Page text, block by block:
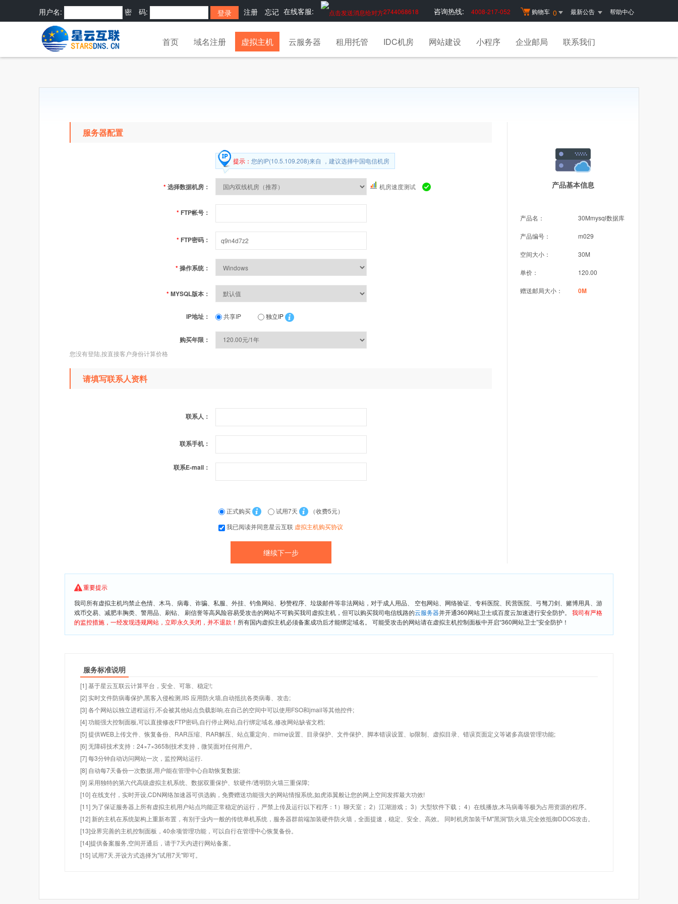
在线客服: 2744068618 咨询热线: 4008-217-052 购物车 0 最新公告 帮助中心
用户名: 密 码: 注册 忘记
密码? 快捷登录:
首页 域名注册 虚拟主机 云服务器 租用托管 IDC机房 网站建设 小程序 企业邮局 联系我们
产品基本信息
产品名： 30Mmysql数据库
产品编号： m029
空间大小： 30M
单价： 120.00
赠送邮局大小： 0M
服务器配置
提示： 您的IP(10.5.109.208)来自 ，建议选择中国电信机房
*选择数据机房： 机房速度测试
* FTP帐号：
* FTP密码：
*操作系统：
*MYSQL版本：
IP地址： 共享IP 独立IP
购买年限：
您没有登陆,按直接客户身份计算价格
请填写联系人资料
联系人：
联系手机：
联系E-mail：
正式购买 试用7天
（收费5元）
我已阅读并同意星云互联 虚拟主机购买协议
重要提示
我司所有虚拟主机均禁止色情、木马、病毒、诈骗、私服、外挂、钓鱼网站、秒赞程序、垃圾邮件等非法网站，对于成人用品、 空包网站、网络验证、专科医院、民营医院、弓驽刀剑、赌博用具、游
戏币交易、减肥丰胸类、警用品、刷钻、 刷信誉等高风险容易受攻击的网站不可购买我司虚拟主机，但可以购买我司电信线路的云服务器并开通360网站卫士或百度云加速进行安全防护。 我司有严格
的监控措施，一经发现违规网站，立即永久关闭，并不退款！ 所有国内虚拟主机必须备案成功后才能绑定域名。 可能受攻击的网站请在虚拟主机控制面板中开启“360网站卫士”安全防护！
服务标准说明
[1] 基于星云互联云计算平台，安全、可靠、稳定!;
[2] 实时文件防病毒保护,黑客入侵检测,IIS 应用防火墙,自动抵抗各类病毒、攻击;
[3] 各个网站以独立进程运行,不会被其他站点负载影响,在自己的空间中可以使用FSO和jmail等其他控件;
[4] 功能强大控制面板,可以直接修改FTP密码,自行停止网站,自行绑定域名,修改网站缺省文档;
[5] 提供WEB上传文件、恢复备份、RAR压缩、RAR解压、站点重定向、mime设置、目录保护、文件保护、脚本错误设置、ip限制、虚拟目录、错误页面定义等诸多高级管理功能;
[6] 无障碍技术支持：24×7×365制技术支持，微笑面对任何用户。
[7] 每3分钟自动访问网站一次，监控网站运行.
[8] 自动每7天备份一次数据,用户能在管理中心自助恢复数据;
[9] 采用独特的第六代高级虚拟主机系统、数据双重保护、软硬件/透明防火墙三重保障;
[10] 在线支付，实时开设,CDN网络加速器可供选购，免费赠送功能强大的网站情报系统,如虎添翼般让您的网上空间发挥最大功效!
[11] 为了保证服务器上所有虚拟主机用户站点均能正常稳定的运行，严禁上传及运行以下程序：1）聊天室； 2）江湖游戏； 3）大型软件下载； 4）在线播放,木马病毒等极为占用资源的程序。
[12] 新的主机在系统架构上重新布置，有别于业内一般的传统单机系统，服务器群前端加装硬件防火墙，全面提速，稳定、安全、高效。 同时机房加装千M"黑洞"防火墙,完全效抵御DDOS攻击。
[13]业界完善的主机控制面板，40余项管理功能，可以自行在管理中心恢复备份。
[14]提供备案服务,空间开通后，请于7天内进行网站备案。
[15] 试用7天.开设方式选择为"试用7天"即可。